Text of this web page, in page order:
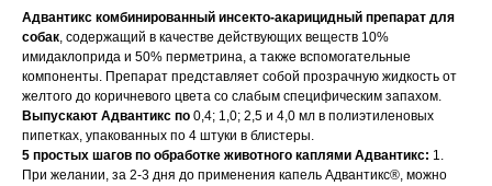
Вакцинация кроликов
Вакцинация хорьков
Адвантикс комбинированный инсекто-акарицидный препарат для
собак, содержащий в качестве действующих веществ 10%
имидаклоприда и 50% перметрина, а также вспомогательные
компоненты. Препарат представляет собой прозрачную жидкость от
желтого до коричневого цвета со слабым специфическим запахом.
Выпускают Адвантикс по 0,4; 1,0; 2,5 и 4,0 мл в полиэтиленовых
пипетках, упакованных по 4 штуки в блистеры.
5 простых шагов по обработке животного каплями Адвантикс: 1.
При желании, за 2-3 дня до применения капель Адвантикс®, можно